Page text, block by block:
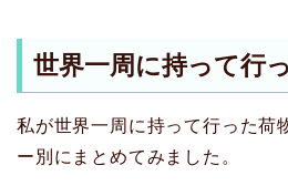
世界一周に持って行
私が世界一周に持って行った荷
ー別にまとめてみました。